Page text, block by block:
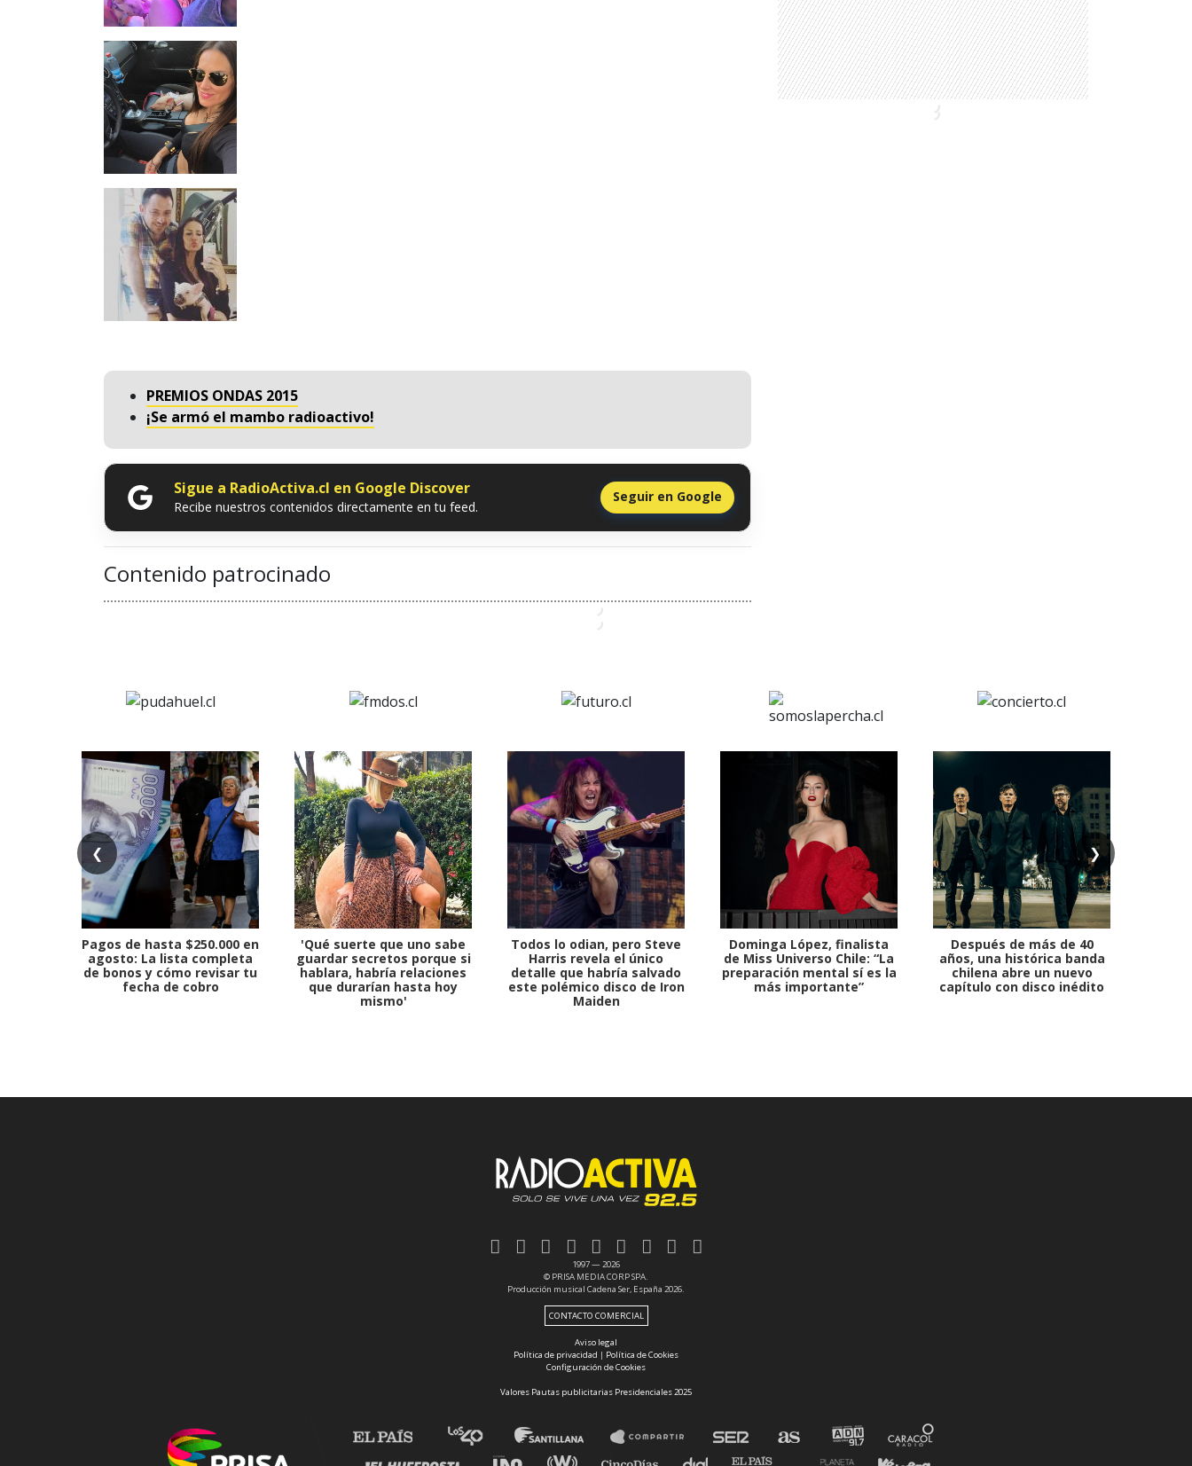
PREMIOS ONDAS 2015
¡Se armó el mambo radioactivo!
Sigue a RadioActiva.cl en Google Discover
Recibe nuestros contenidos directamente en tu feed.
Seguir en Google
Contenido patrocinado
❮ ❯
Pagos de hasta $250.000 en
agosto: La lista completa
de bonos y cómo revisar tu
fecha de cobro
'Qué suerte que uno sabe
guardar secretos porque si
hablara, habría relaciones
que durarían hasta hoy
mismo'
Todos lo odian, pero Steve
Harris revela el único
detalle que habría salvado
este polémico disco de Iron
Maiden
Dominga López, finalista
de Miss Universo Chile: “La
preparación mental sí es la
más importante”
Después de más de 40
años, una histórica banda
chilena abre un nuevo
capítulo con disco inédito
1997 — 2026
© PRISA MEDIA CORP SPA.
Producción musical Cadena Ser, España 2026.
CONTACTO COMERCIAL
Aviso legal
Política de privacidad | Política de Cookies
Configuración de Cookies
Valores Pautas publicitarias Presidenciales 2025